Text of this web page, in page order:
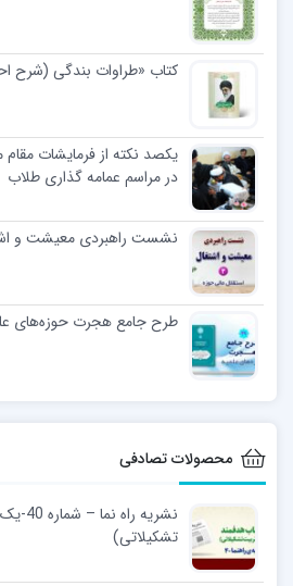
کتاب «طراوات بندگی (شرح
یکصد نکته از فرمایشات
در مراسم عمامه گذاری طلاب
نشست راهبردی معیشت و
طرح جامع هجرت حوزه‌های
محصولات تصادفی
نشریه
تشکیلاتی)